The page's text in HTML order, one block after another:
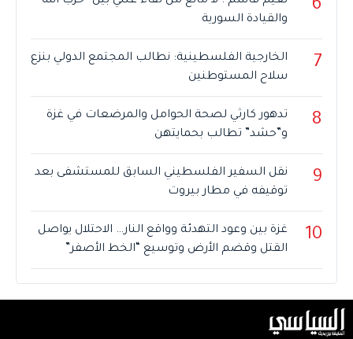
6
والقيادة السورية
7
الخارجية الفلسطينية: نطالب المجتمع الدولي بنزع
سلاح المستوطنين
8
تدهور كارثي لصحة الحوامل والمرضعات في غزة
و”حشد” تطالب بحمايتهن
9
نقل السفير الفلسطيني السابق للمستشفى بعد
توقيفه في مطار بيروت
10
غزة بين وعود التهدئة وواقع النار… الاحتلال يواصل
القتل وقضم الأرض وتوسيع “الخط الأصفر”